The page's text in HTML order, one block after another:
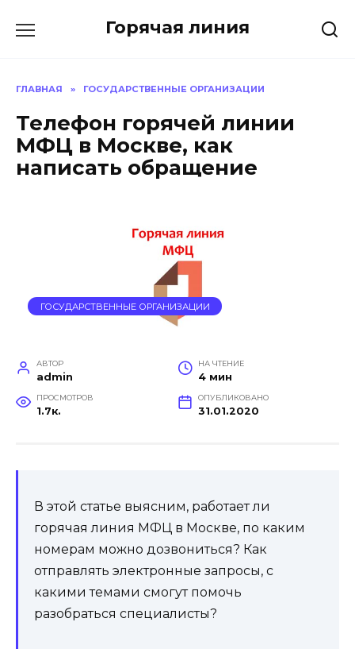
Горячая линия
ГЛАВНАЯ » ГОСУДАРСТВЕННЫЕ ОРГАНИЗАЦИИ
Телефон горячей линии
МФЦ в Москве, как
написать обращение
ГОСУДАРСТВЕННЫЕ ОРГАНИЗАЦИИ
АВТОР
admin
НА ЧТЕНИЕ
4 мин
ПРОСМОТРОВ
1.7к.
ОПУБЛИКОВАНО
31.01.2020
В этой статье выясним, работает ли
горячая линия МФЦ в Москве, по каким
номерам можно дозвониться? Как
отправлять электронные запросы, с
какими темами смогут помочь
разобраться специалисты?